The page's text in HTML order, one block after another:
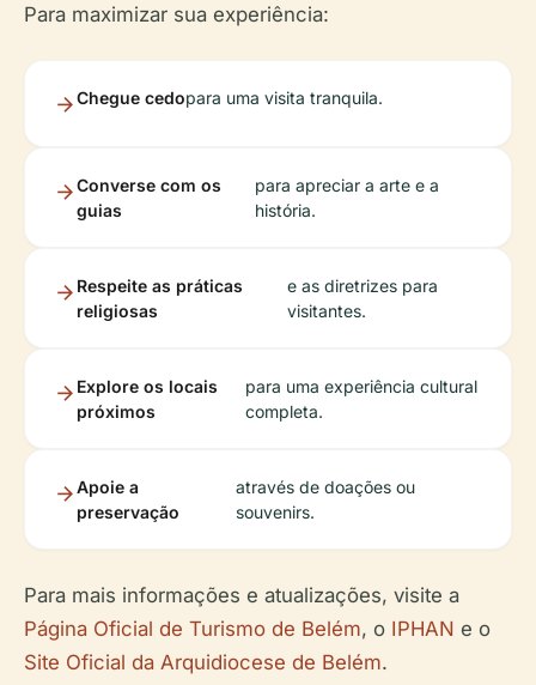
Para maximizar sua experiência:
Chegue cedopara uma visita tranquila.
Converse com os
guias
para apreciar a arte e a
história.
Respeite as práticas
religiosas
e as diretrizes para
visitantes.
Explore os locais
próximos
para uma experiência cultural
completa.
Apoie a
preservação
através de doações ou
souvenirs.
Para mais informações e atualizações, visite a
Página Oficial de Turismo de Belém, o IPHAN e o
Site Oficial da Arquidiocese de Belém.